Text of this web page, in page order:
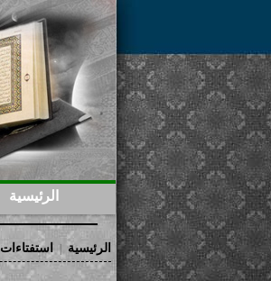
الرئيسية
الرئيسية | استفتاءات